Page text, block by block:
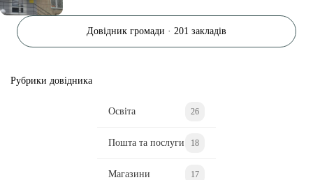
Довідник громади · 201 закладів
Рубрики довідника
Освіта 26
Пошта та послуги 18
Магазини 17